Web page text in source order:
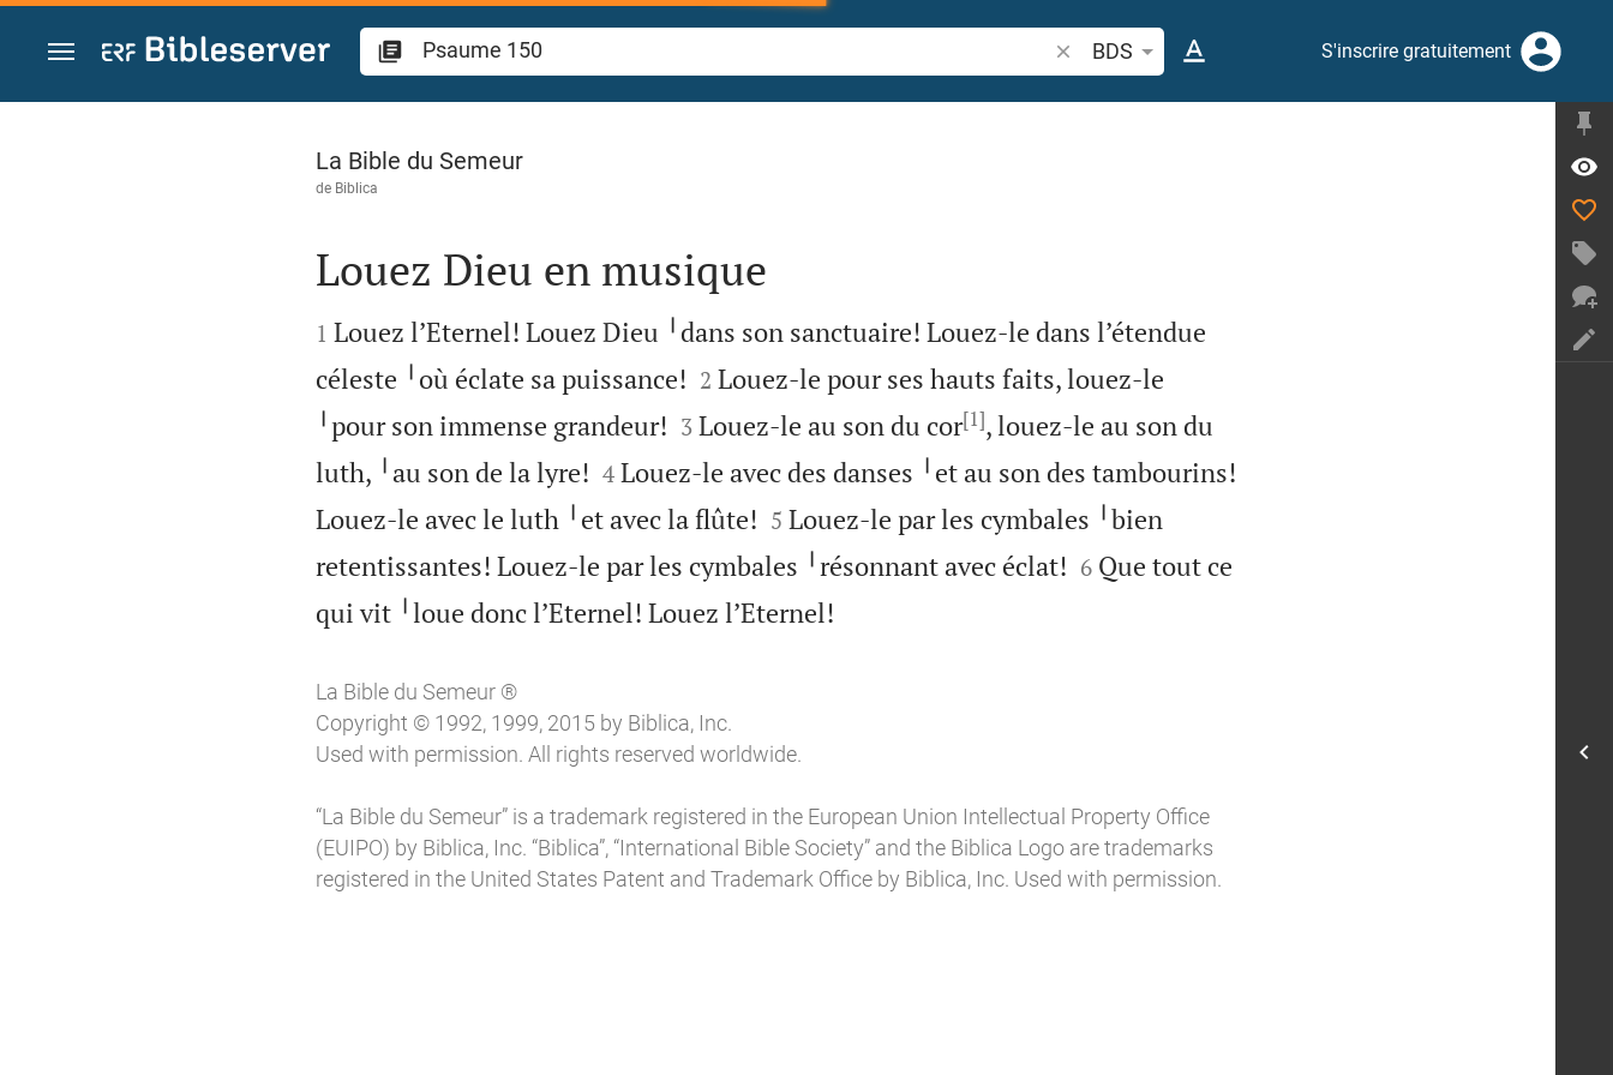
Aller vers contenu
Recherche d'un verset biblique ou mot
BDS S'inscrire gratuitement
Psaume 150
La Bible du Semeur
de Biblica

Louez Dieu en musique

1 Louez l’Eternel! Louez Dieu ╵dans son sanctuaire! Louez-le dans l’étendue
céleste ╵où éclate sa puissance!
2 Louez-le pour ses hauts faits, louez-le
╵pour son immense grandeur!
3 Louez-le au son du cor[1], louez-le au son du
luth, ╵au son de la lyre!
4 Louez-le avec des danses ╵et au son des tambourins!
Louez-le avec le luth ╵et avec la flûte!
5 Louez-le par les cymbales ╵bien
retentissantes! Louez-le par les cymbales ╵résonnant avec éclat!
6 Que tout ce
qui vit ╵loue donc l’Eternel! Louez l’Eternel!
La Bible du Semeur ®
Copyright © 1992, 1999, 2015 by Biblica, Inc.
Used with permission. All rights reserved worldwide.
“La Bible du Semeur” is a trademark registered in the European Union Intellectual Property Office
(EUIPO) by Biblica, Inc. “Biblica”, “International Bible Society” and the Biblica Logo are trademarks
registered in the United States Patent and Trademark Office by Biblica, Inc. Used with permission.